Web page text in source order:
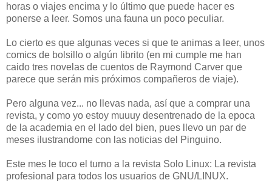
horas o viajes encima y lo último que puede hacer es
ponerse a leer. Somos una fauna un poco peculiar.
Lo cierto es que algunas veces si que te animas a leer, unos
comics de bolsillo o algún librito (en mi cumple me han
caido tres novelas de cuentos de Raymond Carver que
parece que serán mis próximos compañeros de viaje).
Pero alguna vez... no llevas nada, así que a comprar una
revista, y como yo estoy muuuy desentrenado de la epoca
de la academia en el lado del bien, pues llevo un par de
meses ilustrandome con las noticias del Pinguino.
Este mes le toco el turno a la revista Solo Linux: La revista
profesional para todos los usuarios de GNU/LINUX.